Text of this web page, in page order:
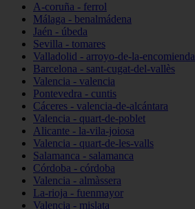
A-coruña - ferrol
Málaga - benalmádena
Jaén - úbeda
Sevilla - tomares
Valladolid - arroyo-de-la-encomienda
Barcelona - sant-cugat-del-vallès
Valencia - valencia
Pontevedra - cuntis
Cáceres - valencia-de-alcántara
Valencia - quart-de-poblet
Alicante - la-vila-joiosa
Valencia - quart-de-les-valls
Salamanca - salamanca
Córdoba - córdoba
Valencia - almàssera
La-rioja - fuenmayor
Valencia - mislata